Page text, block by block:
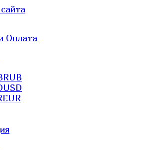
Оплата
RUB
USD
EUR